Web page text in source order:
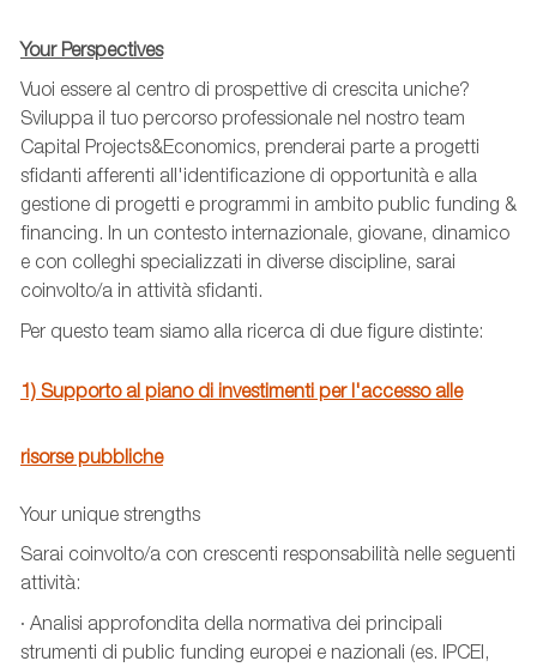
Your Perspectives
Vuoi essere al centro di prospettive di crescita uniche?
Sviluppa il tuo percorso professionale nel nostro team
Capital Projects&Economics, prenderai parte a progetti
sfidanti afferenti all'identificazione di opportunità e alla
gestione di progetti e programmi in ambito public funding &
financing. In un contesto internazionale, giovane, dinamico
e con colleghi specializzati in diverse discipline, sarai
coinvolto/a in attività sfidanti.
Per questo team siamo alla ricerca di due figure distinte:
1) Supporto al piano di investimenti per l'accesso alle
risorse pubbliche
Your unique strengths
Sarai coinvolto/a con crescenti responsabilità nelle seguenti
attività:
· Analisi approfondita della normativa dei principali
strumenti di public funding europei e nazionali (es. IPCEI,